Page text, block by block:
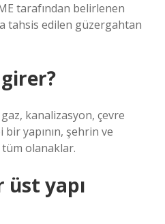
tarafından belirlenen
tahsis edilen güzergahtan
kanalizasyon, çevre
yapının, şehrin ve
olanaklar.
üst yapı